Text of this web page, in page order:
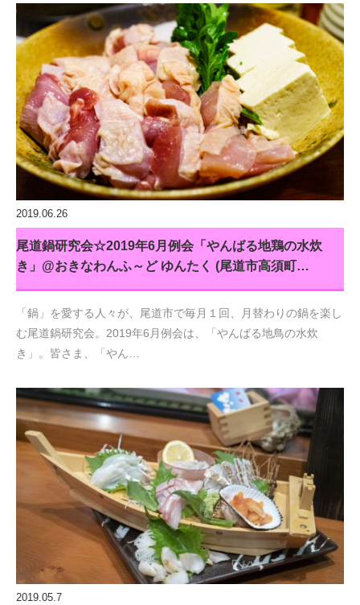
2019.06.26
尾道鍋研究会☆2019年6月例会「やんばる地鶏の水炊
き」@おきなわんふ～ど ゆんたく (尾道市高須町…
「鍋」を愛する人々が、尾道市で毎月１回、月替わりの鍋を楽し
む尾道鍋研究会。2019年6月例会は、「やんばる地鳥の水炊
き」。皆さま、「やん…
2019.05.7